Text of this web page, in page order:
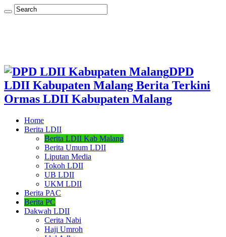
DPD
LDII Kabupaten Malang Berita Terkini
Ormas LDII Kabupaten Malang
Home
Berita LDII
Berita LDII Kab Malang
Berita Umum LDII
Liputan Media
Tokoh LDII
UB LDII
UKM LDII
Berita PAC
Berita PC
Dakwah LDII
Cerita Nabi
Haji Umroh